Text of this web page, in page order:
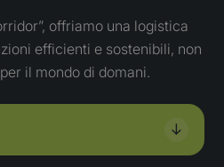
offriamo una logistica
efficienti e sostenibili, non
il mondo di domani.